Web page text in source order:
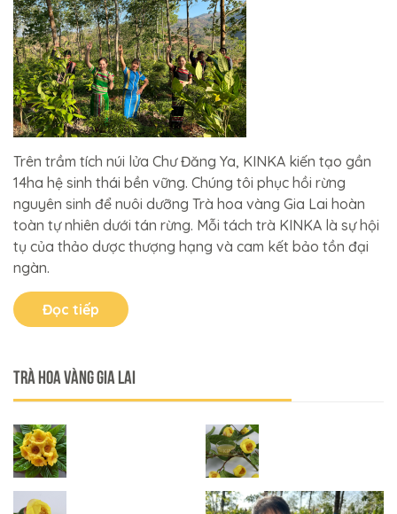
Trên trầm tích núi lửa Chư Đăng Ya, KINKA kiến tạo gần
14ha hệ sinh thái bền vững. Chúng tôi phục hồi rừng
nguyên sinh để nuôi dưỡng Trà hoa vàng Gia Lai hoàn
toàn tự nhiên dưới tán rừng. Mỗi tách trà KINKA là sự hội
tụ của thảo dược thượng hạng và cam kết bảo tồn đại
ngàn.
Đọc tiếp
Trà Hoa Vàng Gia Lai